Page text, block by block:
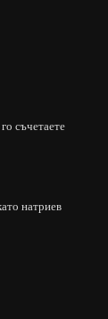
съчетаете
натриев